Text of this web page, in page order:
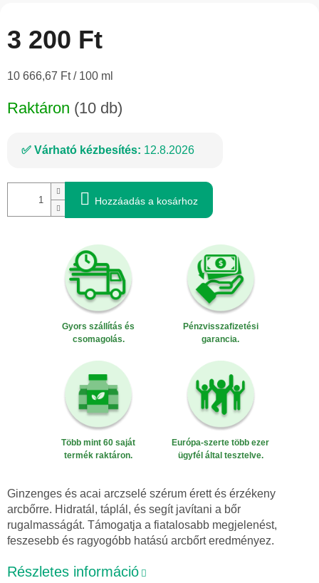
3 200 Ft
Egységár:
10 666,67 Ft / 100 ml
Raktáron (10 db)
Várható kézbesítés: 12.8.2026
Hozzáadás a kosárhoz
Gyors szállítás és
csomagolás.
Pénzvisszafizetési
garancia.
Több mint 60 saját
termék raktáron.
Európa-szerte több ezer
ügyfél által tesztelve.
Ginzenges és acai arczselé szérum érett és érzékeny
arcbőrre. Hidratál, táplál, és segít javítani a bőr
rugalmasságát. Támogatja a fiatalosabb megjelenést,
feszesebb és ragyogóbb hatású arcbőrt eredményez.
Részletes információ